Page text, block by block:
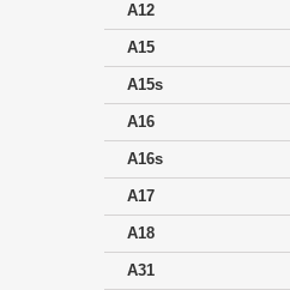
A12
A15
A15s
A16
A16s
A17
A18
A31